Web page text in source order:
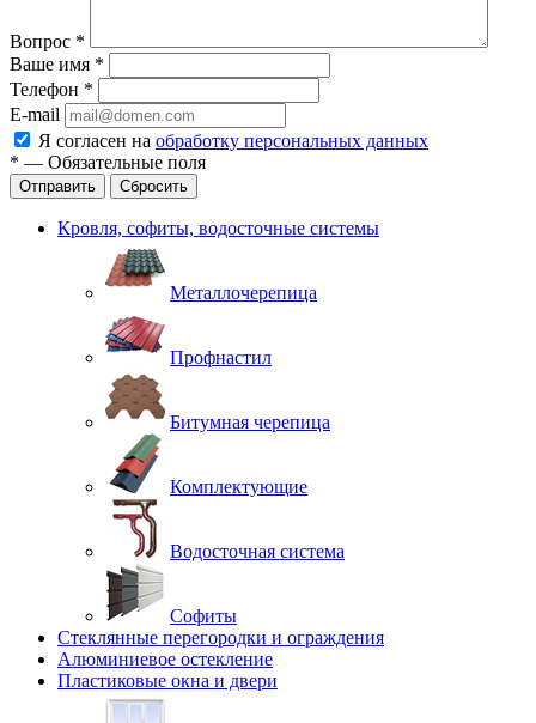
Вопрос *
Ваше имя *
Телефон *
E-mail
Я согласен на обработку персональных данных
* — Обязательные поля
Отправить Сбросить
Кровля, софиты, водосточные системы
Металлочерепица
Профнастил
Битумная черепица
Комплектующие
Водосточная система
Софиты
Стеклянные перегородки и ограждения
Алюминиевое остекление
Пластиковые окна и двери